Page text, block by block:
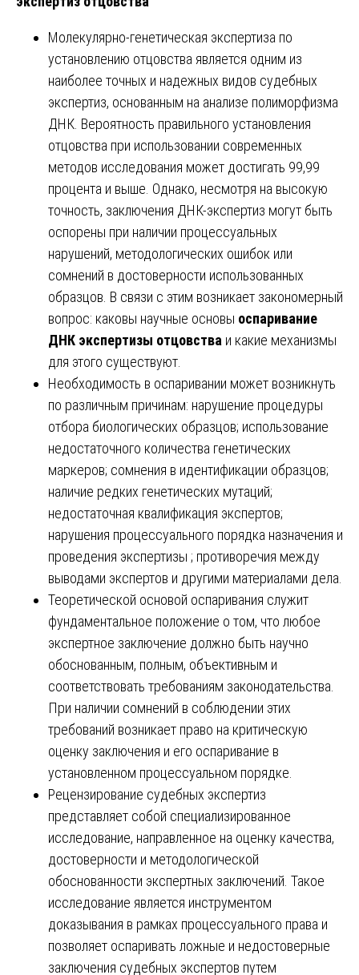
Молекулярно-генетическая экспертиза по
установлению отцовства является одним из
наиболее точных и надежных видов судебных
экспертиз, основанным на анализе полиморфизма
ДНК. Вероятность правильного установления
отцовства при использовании современных
методов исследования может достигать 99,99
процента и выше. Однако, несмотря на высокую
точность, заключения ДНК-экспертиз могут быть
оспорены при наличии процессуальных
нарушений, методологических ошибок или
сомнений в достоверности использованных
образцов. В связи с этим возникает закономерный
вопрос: каковы научные основы оспаривание
ДНК экспертизы отцовства и какие механизмы
для этого существуют.
Необходимость в оспаривании может возникнуть
по различным причинам: нарушение процедуры
отбора биологических образцов; использование
недостаточного количества генетических
маркеров; сомнения в идентификации образцов;
наличие редких генетических мутаций;
недостаточная квалификация экспертов;
нарушения процессуального порядка назначения и
проведения экспертизы ; противоречия между
выводами экспертов и другими материалами дела.
Теоретической основой оспаривания служит
фундаментальное положение о том, что любое
экспертное заключение должно быть научно
обоснованным, полным, объективным и
соответствовать требованиям законодательства.
При наличии сомнений в соблюдении этих
требований возникает право на критическую
оценку заключения и его оспаривание в
установленном процессуальном порядке.
Рецензирование судебных экспертиз
представляет собой специализированное
исследование, направленное на оценку качества,
достоверности и методологической
обоснованности экспертных заключений. Такое
исследование является инструментом
доказывания в рамках процессуального права и
позволяет оспаривать ложные и недостоверные
заключения судебных экспертов путем